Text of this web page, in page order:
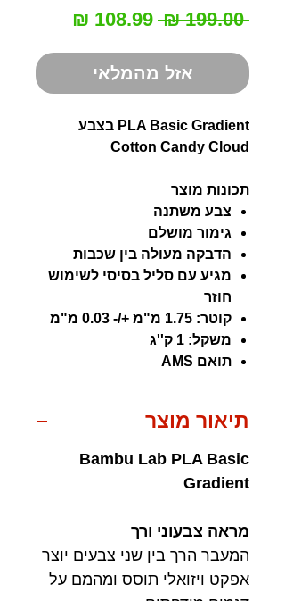
‏199.00 ‏₪
מחיר
אזל מהמלאי
PLA Basic Gradient בצבע
Cotton Candy Cloud
תכונות מוצר
צבע משתנה
גימור מושלם
הדבקה מעולה בין שכבות
מגיע עם סליל בסיסי לשימוש
חוזר
קוטר: 1.75 מ"מ +/- 0.03 מ"מ
משקל: 1 ק''ג
תואם AMS
תיאור מוצר
Bambu Lab PLA Basic
Gradient
מראה צבעוני ורך
המעבר הרך בין שני צבעים יוצר
אפקט ויזואלי תוסס ומהמם על